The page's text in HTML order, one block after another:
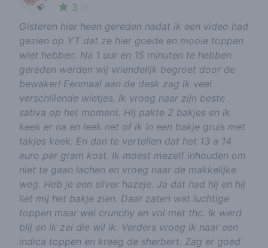
🍃 3
Gisteren hier heen gereden nadat ik een video had
gezien op YT dat ze hier goede en mooie toppen
wiet hebben. Na 1 uur en 15 minuten te hebben
gereden werden wij vriendelijk begroet door de
bewaker! Eenmaal aan de desk zag ik veel
verschillende wietjes. Ik vroeg naar zijn beste
sativa op het moment. Hij pakte 2 bakjes en ik
keek er na en leek net of ik in een bakje gruis met
takjes keek. En dan te vertellen dat het 13 a 14
euro per gram kost. Ik moest mezelf inhouden om
niet te gaan lachen en vroeg naar de makkelijke
weg. Heb je een silver hazeje. Ja dat had hij en hij
liet mij het bakje zien. Daar zaten wat luchtige
toppen maar wel crunchy en vol met thc. Ik werd
blij en ik zei die wil ik. Verders vroeg ik naar een
indica toppen en kreeg de sherbert. Zag er goed